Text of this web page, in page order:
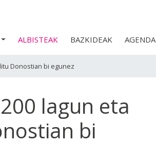
ALBISTEAK BAZKIDEAK AGENDA
Donostian bi egunez
lagun eta
bi